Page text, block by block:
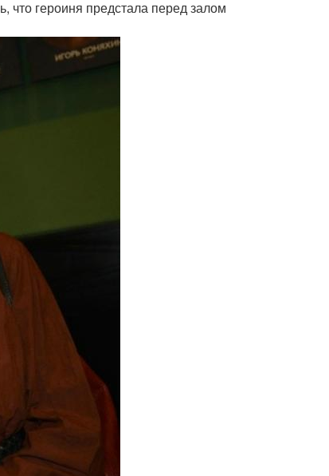
что героиня предстала перед залом